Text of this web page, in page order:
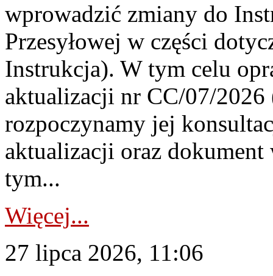
wprowadzić zmiany do
Przesyłowej w części
Instrukcja). W tym celu
aktualizacji nr CC/07/
rozpoczynamy jej
aktualizacji oraz
tym...
Więcej...
27 lipca 2026, 11:06